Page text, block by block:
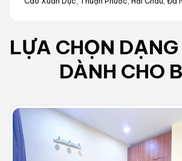
LỰA CHỌN DẠNG
DÀNH CHO